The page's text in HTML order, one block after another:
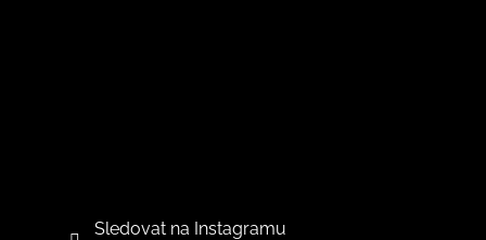
Sledovat na Instagramu